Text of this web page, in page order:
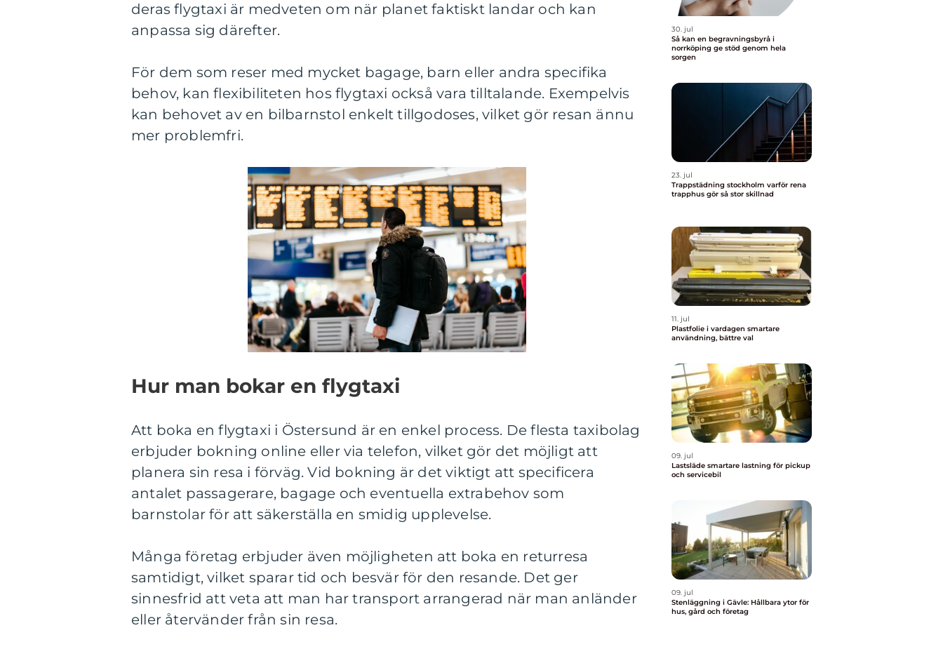
deras flygtaxi är medveten om när planet faktiskt landar och kan
anpassa sig därefter.
För dem som reser med mycket bagage, barn eller andra specifika
behov, kan flexibiliteten hos flygtaxi också vara tilltalande. Exempelvis
kan behovet av en bilbarnstol enkelt tillgodoses, vilket gör resan ännu
mer problemfri.
Hur man bokar en flygtaxi
Att boka en flygtaxi i Östersund är en enkel process. De flesta taxibolag
erbjuder bokning online eller via telefon, vilket gör det möjligt att
planera sin resa i förväg. Vid bokning är det viktigt att specificera
antalet passagerare, bagage och eventuella extrabehov som
barnstolar för att säkerställa en smidig upplevelse.
Många företag erbjuder även möjligheten att boka en returresa
samtidigt, vilket sparar tid och besvär för den resande. Det ger
sinnesfrid att veta att man har transport arrangerad när man anländer
eller återvänder från sin resa.
30. jul
Så kan en begravningsbyrå i
norrköping ge stöd genom hela
sorgen
23. jul
Trappstädning stockholm varför rena
trapphus gör så stor skillnad
11. jul
Plastfolie i vardagen smartare
användning, bättre val
09. jul
Lastsläde smartare lastning för pickup
och servicebil
09. jul
Stenläggning i Gävle: Hållbara ytor för
hus, gård och företag